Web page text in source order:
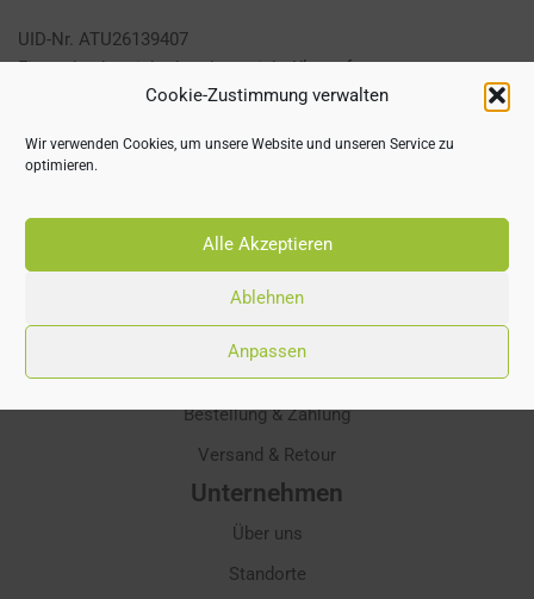
Cookie-Zustimmung verwalten
Wir verwenden Cookies, um unsere Website und unseren Service zu
optimieren.
Alle Akzeptieren
Ablehnen
Anpassen
UID-Nr. ATU26139407
Firmenbuchgericht: Landesgericht Klagenfurt
Firmenbuchnummer: 103801z
ARA-Nr. 4158
Einkauf
online Shop
Warenkorb
Kasse
Bestellung & Zahlung
Versand & Retour
Unternehmen
Über uns
Standorte